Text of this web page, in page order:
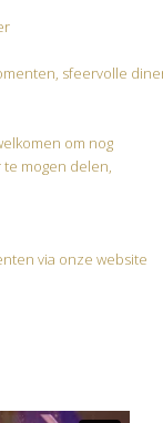
sfeervolle
om nog
mogen delen,
via onze website